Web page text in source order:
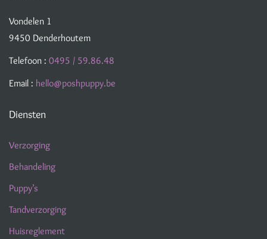
Vondelen 1
9450 Denderhoutem
Telefoon : 0495 / 59.86.48
Email : hello@poshpuppy.be
Diensten
Verzorging
Behandeling
Puppy’s
Tandverzorging
Huisreglement